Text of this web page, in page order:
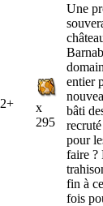
x
295
Une
entier
bâti
pour
faire ?
fin à
fois